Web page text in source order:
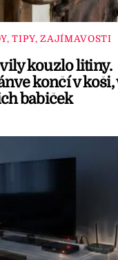
TIPY, ZAJÍMAVOSTI
kouzlo litiny.
končí v koši,
babiček